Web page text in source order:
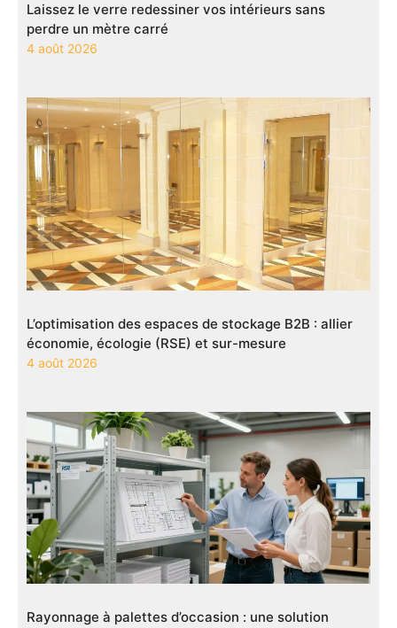
Laissez le verre redessiner vos intérieurs sans
perdre un mètre carré
4 août 2026
L’optimisation des espaces de stockage B2B : allier
économie, écologie (RSE) et sur-mesure
4 août 2026
Rayonnage à palettes d’occasion : une solution